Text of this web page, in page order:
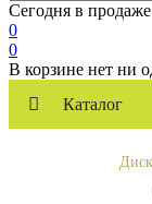
Сегодня в
0
0
В корзине нет ни
Каталог